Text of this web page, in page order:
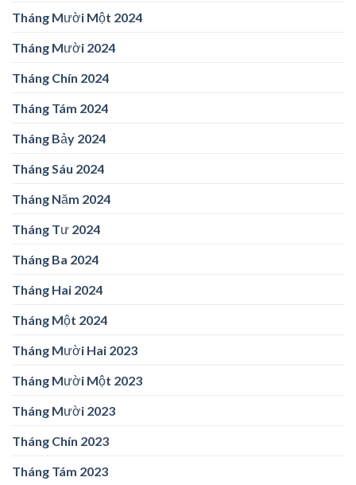
Tháng Mười Một 2024
Tháng Mười 2024
Tháng Chín 2024
Tháng Tám 2024
Tháng Bảy 2024
Tháng Sáu 2024
Tháng Năm 2024
Tháng Tư 2024
Tháng Ba 2024
Tháng Hai 2024
Tháng Một 2024
Tháng Mười Hai 2023
Tháng Mười Một 2023
Tháng Mười 2023
Tháng Chín 2023
Tháng Tám 2023